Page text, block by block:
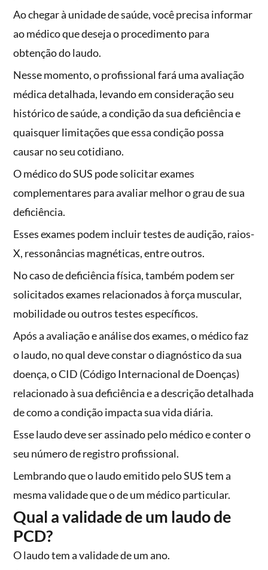
Ao chegar à unidade de saúde, você precisa informar
ao médico que deseja o procedimento para
obtenção do laudo.
Nesse momento, o profissional fará uma avaliação
médica detalhada, levando em consideração seu
histórico de saúde, a condição da sua deficiência e
quaisquer limitações que essa condição possa
causar no seu cotidiano.
O médico do SUS pode solicitar exames
complementares para avaliar melhor o grau de sua
deficiência.
Esses exames podem incluir testes de audição, raios-
X, ressonâncias magnéticas, entre outros.
No caso de deficiência física, também podem ser
solicitados exames relacionados à força muscular,
mobilidade ou outros testes específicos.
Após a avaliação e análise dos exames, o médico faz
o laudo, no qual deve constar o diagnóstico da sua
doença, o CID (Código Internacional de Doenças)
relacionado à sua deficiência e a descrição detalhada
de como a condição impacta sua vida diária.
Esse laudo deve ser assinado pelo médico e conter o
seu número de registro profissional.
Lembrando que o laudo emitido pelo SUS tem a
mesma validade que o de um médico particular.
Qual a validade de um laudo de
PCD?
O laudo tem a validade de um ano.